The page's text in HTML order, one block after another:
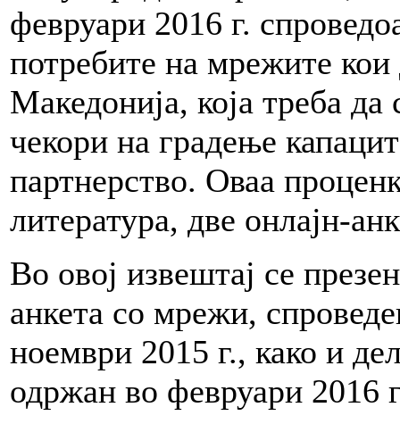
февруари 2016 г.
потребите на мрежите кои
Македонија, која треба
чекори на градење
партнерство. Оваа
литература, две онлајн-
Во овој извештај се
анкета со мрежи,
ноември 2015 г., како и
одржан во февруари 2016